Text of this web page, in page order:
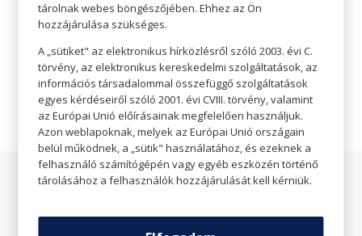
 Nincs megadva
 Weboldal
Az üzletről
tárolnak webes böngészőjében. Ehhez az Ön
hozzájárulása szükséges.
A „sütiket" az elektronikus hírközlésről szóló 2003. évi C.
törvény, az elektronikus kereskedelmi szolgáltatások, az
információs társadalommal összefüggő szolgáltatások
egyes kérdéseiről szóló 2001. évi CVIII. törvény, valamint
az Európai Unió előírásainak megfelelően használjuk.
Azon weblapoknak, melyek az Európai Unió országain
belül működnek, a „sütik" használatához, és ezeknek a
felhasználó számítógépén vagy egyéb eszközén történő
tárolásához a felhasználók hozzájárulását kell kérniük.